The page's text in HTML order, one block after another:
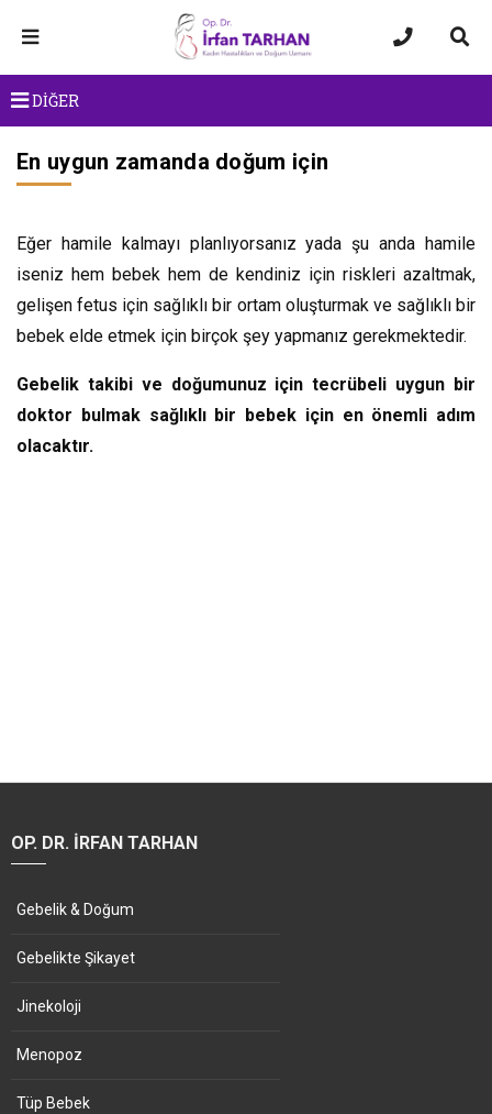
DİĞER
En uygun zamanda doğum için
Eğer hamile kalmayı planlıyorsanız yada şu anda hamile
iseniz hem bebek hem de kendiniz için riskleri azaltmak,
gelişen fetus için sağlıklı bir ortam oluşturmak ve sağlıklı bir
bebek elde etmek için birçok şey yapmanız gerekmektedir.
Gebelik takibi ve doğumunuz için tecrübeli uygun bir
doktor bulmak sağlıklı bir bebek için en önemli adım
olacaktır.
OP. DR. İRFAN TARHAN
Gebelik & Doğum
Gebelikte Şikayet
Jinekoloji
Menopoz
Tüp Bebek